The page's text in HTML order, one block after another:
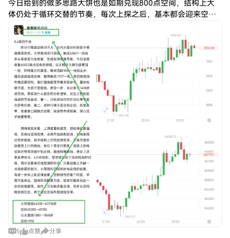
今日给到的做多思路大饼也是如期兑现800点空间，结构上大
体仍处于循环交替的节奏，每次上探之后，基本都会迎来空间
上的回踩。当然，我们并不改变后续看涨的整体判断，当下也
是如此，只是调整周期在拉长，空间幅度
5 点赞 分享